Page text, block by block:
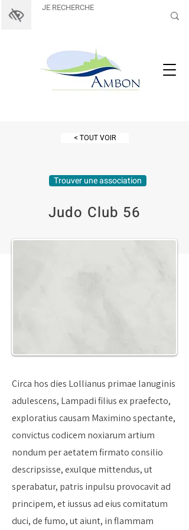
< TOUT VOIR
Trouver une association
Judo Club 56
Circa hos dies Lollianus primae lanuginis
adulescens, Lampadi filius ex praefecto,
exploratius causam Maximino spectante,
convictus codicem noxiarum artium
nondum per aetatem firmato consilio
descripsisse, exulque mittendus, ut
sperabatur, patris inpulsu provocavit ad
principem, et iussus ad eius comitatum
duci, de fumo, ut aiunt, in flammam